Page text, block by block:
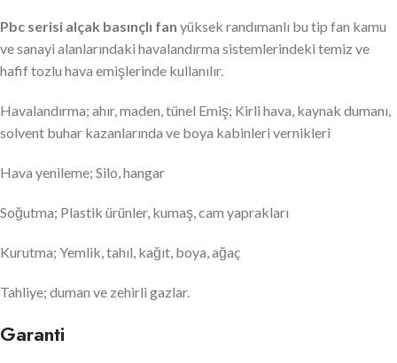
Pbc serisi alçak basınçlı fan yüksek randımanlı bu tip fan kamu
ve sanayi alanlarındaki havalandırma sistemlerindeki temiz ve
hafif tozlu hava emişlerinde kullanılır.
Havalandırma; ahır, maden, tünel Emiş; Kirli hava, kaynak dumanı,
solvent buhar kazanlarında ve boya kabinleri vernikleri
Hava yenileme; Silo, hangar
Soğutma; Plastik ürünler, kumaş, cam yaprakları
Kurutma; Yemlik, tahıl, kağıt, boya, ağaç
Tahliye; duman ve zehirli gazlar.
Garanti